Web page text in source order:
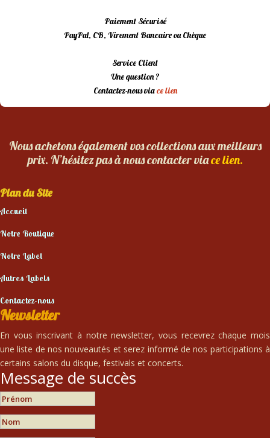
Paiement Sécurisé
PayPal, CB, Virement Bancaire ou Chèque
Service Client
Une question ?
Contactez-nous viace lien
Nous achetons également vos collections aux meilleurs
prix. N’hésitez pas à nous contacter viace lien.
Plan du Site
Accueil
Notre Boutique
Notre Label
Autres Labels
Contactez-nous
Newsletter
En vous inscrivant à notre newsletter, vous recevrez chaque mois
une liste de nos nouveautés et serez informé de nos participations à
certains salons du disque, festivals et concerts.
Message de succès